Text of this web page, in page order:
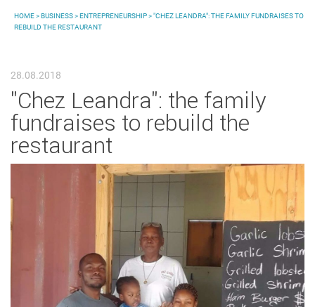
YOU ARE HERE
HOME>BUSINESS>ENTREPRENEURSHIP> "CHEZ LEANDRA": THE FAMILY FUNDRAISES TO
REBUILD THE RESTAURANT
28.08.2018
"Chez Leandra": the family
fundraises to rebuild the
restaurant